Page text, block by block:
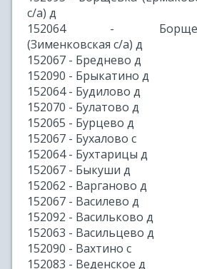
с/а) д
152064 -
(Зименковская с/а) д
152067 - Бреднево д
152090 - Брыкатино д
152064 - Будилово д
152070 - Булатово д
152065 - Бурцево д
152067 - Бухалово с
152064 - Бухтарицы д
152067 - Быкуши д
152062 - Варганово д
152067 - Василево д
152092 - Васильково д
152063 - Васильцево д
152090 - Вахтино с
152083 - Веденское д